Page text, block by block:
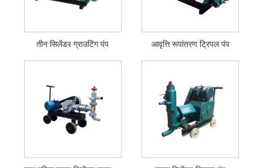
तीन सिलेंडर ग्राउटिंग पंप आवृत्ति रूपांतरण ट्रिपल पंप